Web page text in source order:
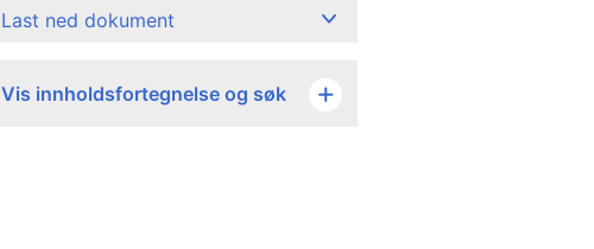
Last ned dokument
Vis innholdsfortegnelse og søk